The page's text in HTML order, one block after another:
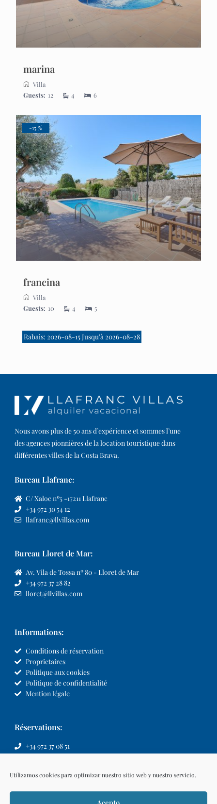
Utilizamos cookies para optimizar nuestro sitio web y nuestro servicio.
marina
Villa
Guests: 12 4 6
-15 %
francina
Villa
Guests: 10 4 5
Rabais: 2026-08-15 Jusqu'à 2026-08-28
Nous avons plus de 50 ans d’expérience et sommes l’une
des agences pionnières de la location touristique dans
différentes villes de la Costa Brava.​
Bureau Llafranc:
C/ Xaloc nº5 -17211 Llafranc
+34 972 30 54 12
llafranc@llvillas.com
Bureau Lloret de Mar:
Av. Vila de Tossa nº 80 - Lloret de Mar
+34 972 37 28 82
lloret@llvillas.com
Informations:
Conditions de réservation
Proprietaires
Politique aux cookies
Politique de confidentialité
Mention légale
Réservations:
+34 972 37 08 51